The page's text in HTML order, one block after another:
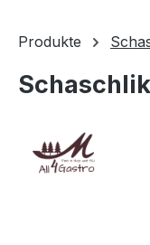
Produkte